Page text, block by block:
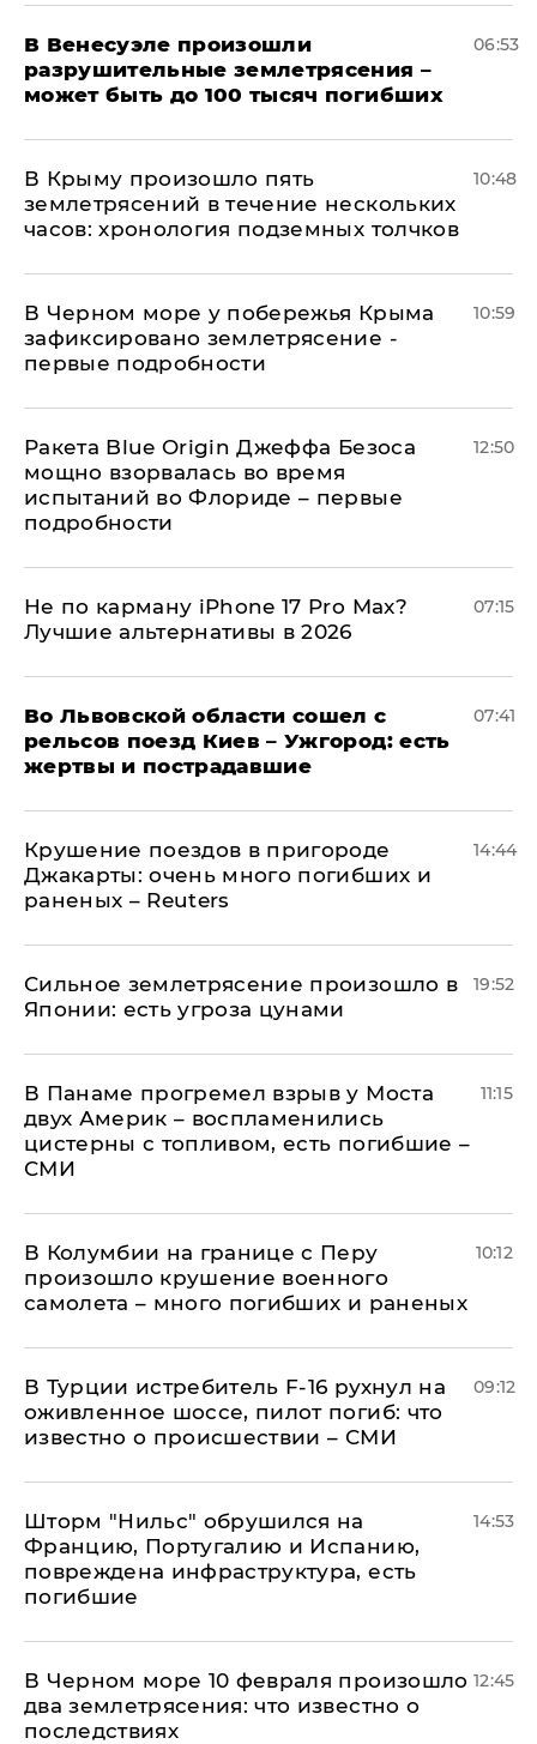
В Венесуэле произошли
разрушительные землетрясения –
может быть до 100 тысяч погибших
06:53
В Крыму произошло пять
землетрясений в течение нескольких
часов: хронология подземных толчков
10:48
В Черном море у побережья Крыма
зафиксировано землетрясение -
первые подробности
10:59
Ракета Blue Origin Джеффа Безоса
мощно взорвалась во время
испытаний во Флориде – первые
подробности
12:50
Не по карману iPhone 17 Pro Max?
Лучшие альтернативы в 2026
07:15
Во Львовской области сошел с
рельсов поезд Киев – Ужгород: есть
жертвы и пострадавшие
07:41
Крушение поездов в пригороде
Джакарты: очень много погибших и
раненых – Reuters
14:44
Сильное землетрясение произошло в
Японии: есть угроза цунами
19:52
В Панаме прогремел взрыв у Моста
двух Америк – воспламенились
цистерны с топливом, есть погибшие –
СМИ
11:15
В Колумбии на границе с Перу
произошло крушение военного
самолета – много погибших и раненых
10:12
В Турции истребитель F-16 рухнул на
оживленное шоссе, пилот погиб: что
известно о происшествии – СМИ
09:12
Шторм "Нильс" обрушился на
Францию, Португалию и Испанию,
повреждена инфраструктура, есть
погибшие
14:53
В Черном море 10 февраля произошло
два землетрясения: что известно о
последствиях
12:45